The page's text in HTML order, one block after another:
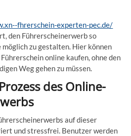
fhrerschein-experten-pec.de/
den Führerscheinerwerb so
zu gestalten. Hier können
online kaufen, ohne den
Weg gehen zu müssen.
des Online-
auf dieser
und stressfrei. Benutzer werden